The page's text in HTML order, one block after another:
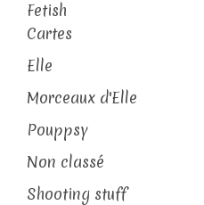
Fetish
Cartes
Elle
Morceaux d'Elle
Pouppsy
Non classé
Shooting stuff